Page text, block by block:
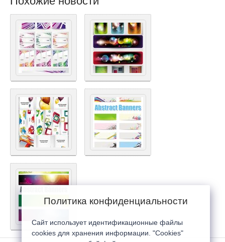
Политика конфиденциальности
Сайт использует идентификационные файлы
cookies для хранения информации. "Cookies"